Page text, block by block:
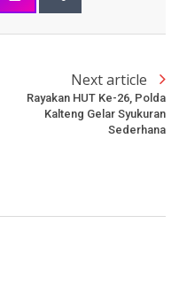
Next article
Rayakan HUT Ke-26, Polda
Kalteng Gelar Syukuran
Sederhana